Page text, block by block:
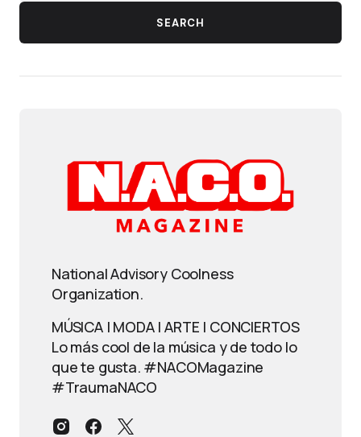
SEARCH
National Advisory Coolness
Organization.
MÚSICA | MODA | ARTE | CONCIERTOS
Lo más cool de la música y de todo lo
que te gusta. #NACOMagazine
#TraumaNACO